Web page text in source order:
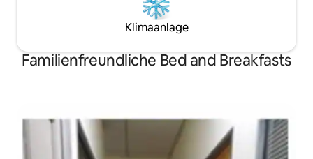
Klimaanlage
Familienfreundliche Bed and Breakfasts